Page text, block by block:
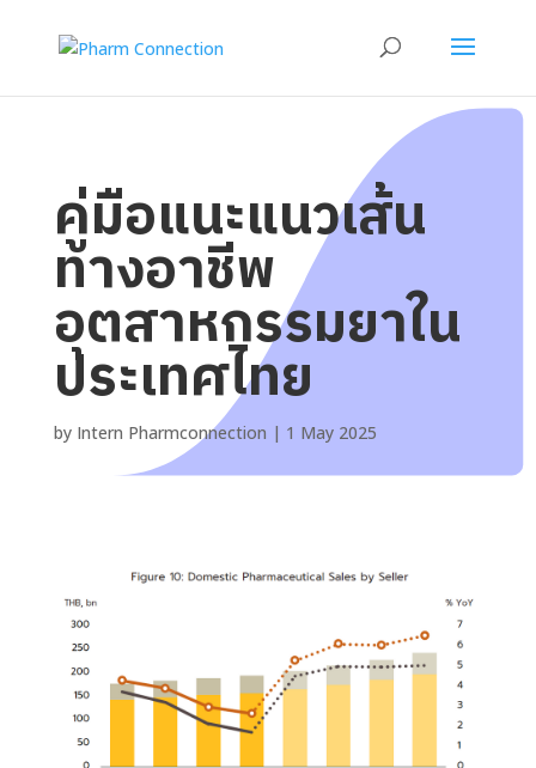
คู่มือแนะแนวเส้น
ทางอาชีพ
อุตสาหกรรมยาใน
ประเทศไทย
by Intern Pharmconnection | 1 May 2025